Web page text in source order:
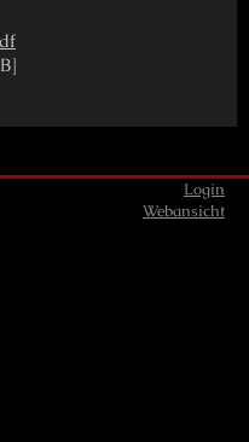
Login
Webansicht